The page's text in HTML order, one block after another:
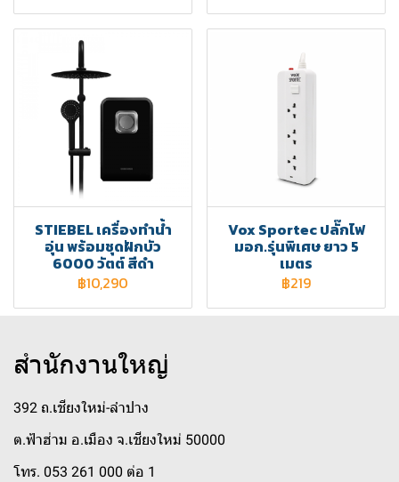
STIEBEL เครื่องทำน้ำ
อุ่น พร้อมชุดฝักบัว
6000 วัตต์ สีดำ
฿10,290
Vox Sportec ปลั๊กไฟ
มอก.รุ่นพิเศษ ยาว 5
เมตร
฿219
สำนักงานใหญ่
392 ถ.เชียงใหม่-ลำปาง
ต.ฟ้าฮ่าม อ.เมือง จ.เชียงใหม่ 50000
โทร. 053 261 000 ต่อ 1